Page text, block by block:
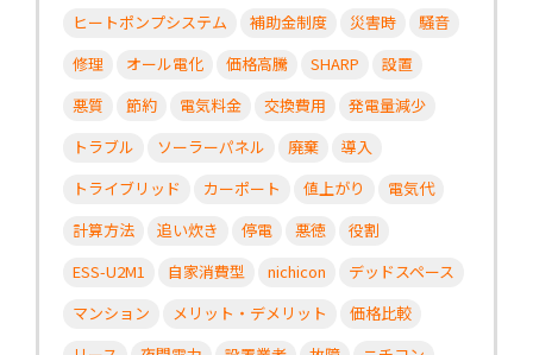
ヒートポンプシステム
補助金制度 災害時
騒音
修理
オール電化 価格高騰 SHARP
設置
悪質
節約 電気料金 交換費用
発電量減少
トラブル
ソーラーパネル 廃棄
導入
トライブリッド
カーポート 値上がり
電気代
計算方法
追い炊き 停電 悪徳
役割
ESS-U2M1
自家消費型 nichicon
デッドスペース
マンション
メリット・デメリット
価格比較